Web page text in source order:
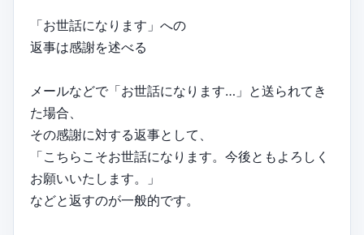
「お世話になります」への
返事は感謝を述べる
メールなどで「お世話になります…」と送られてき
た場合、
その感謝に対する返事として、
「こちらこそお世話になります。今後ともよろしく
お願いいたします。」
などと返すのが一般的です。